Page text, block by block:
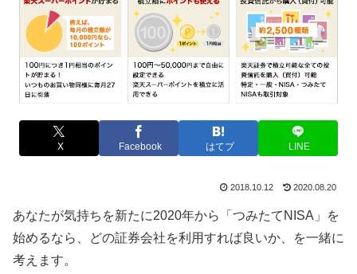
X Facebook はてブ LINE
2018.10.12 2020.08.20
あなたが気持ちを新たに2020年から「つみたてNISA」を
始めるなら、どの証券会社を利用すれば良いか、を一緒に
考えます。